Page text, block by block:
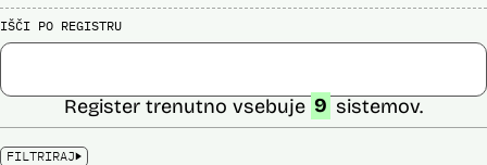
IŠČI PO REGISTRU
FILTRIRAJ
Register trenutno vsebuje 9 sistemov.